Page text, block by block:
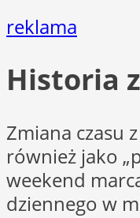
reklama
Historia
Zmiana czasu
również jako
weekend
dziennego w